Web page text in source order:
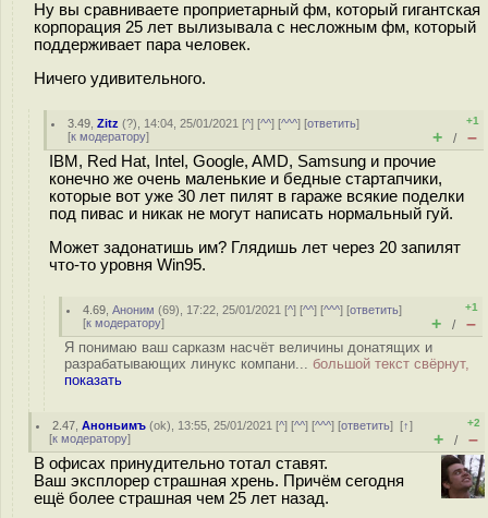
Ну вы сравниваете проприетарный фм, который гигантская
корпорация 25 лет вылизывала с несложным фм, который
поддерживает пара человек.
Ничего удивительного.
3.49 ,Zitz (?), 14:04, 25/01/2021 [^] [^^] [^^^] [ответить]
[к модератору]
+1
+ / –
IBM, Red Hat, Intel, Google, AMD, Samsung и прочие
конечно же очень маленькие и бедные стартапчики,
которые вот уже 30 лет пилят в гараже всякие поделки
под пивас и никак не могут написать нормальный гуй.
Может задонатишь им? Глядишь лет через 20 запилят
что-то уровня Win95.
4.69 ,Аноним (69), 17:22, 25/01/2021 [^] [^^] [^^^] [ответить]
[к модератору]
+1
+ / –
Я понимаю ваш сарказм насчёт величины донатящих и
разрабатывающих линукс компани... большой текст свёрнут,
показать
2.47 ,Аноньимъ (ok), 13:55, 25/01/2021 [^] [^^] [^^^] [ответить][↑]
[к модератору]
+2
+ / –
В офисах принудительно тотал ставят.
Ваш эксплорер страшная хрень. Причём сегодня
ещё более страшная чем 25 лет назад.